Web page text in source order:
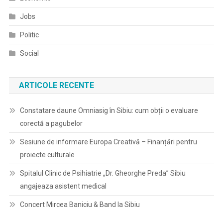
Jobs
Politic
Social
ARTICOLE RECENTE
Constatare daune Omniasig în Sibiu: cum obții o evaluare
corectă a pagubelor
Sesiune de informare Europa Creativă – Finanțări pentru
proiecte culturale
Spitalul Clinic de Psihiatrie „Dr. Gheorghe Preda” Sibiu
angajeaza asistent medical
Concert Mircea Baniciu & Band la Sibiu